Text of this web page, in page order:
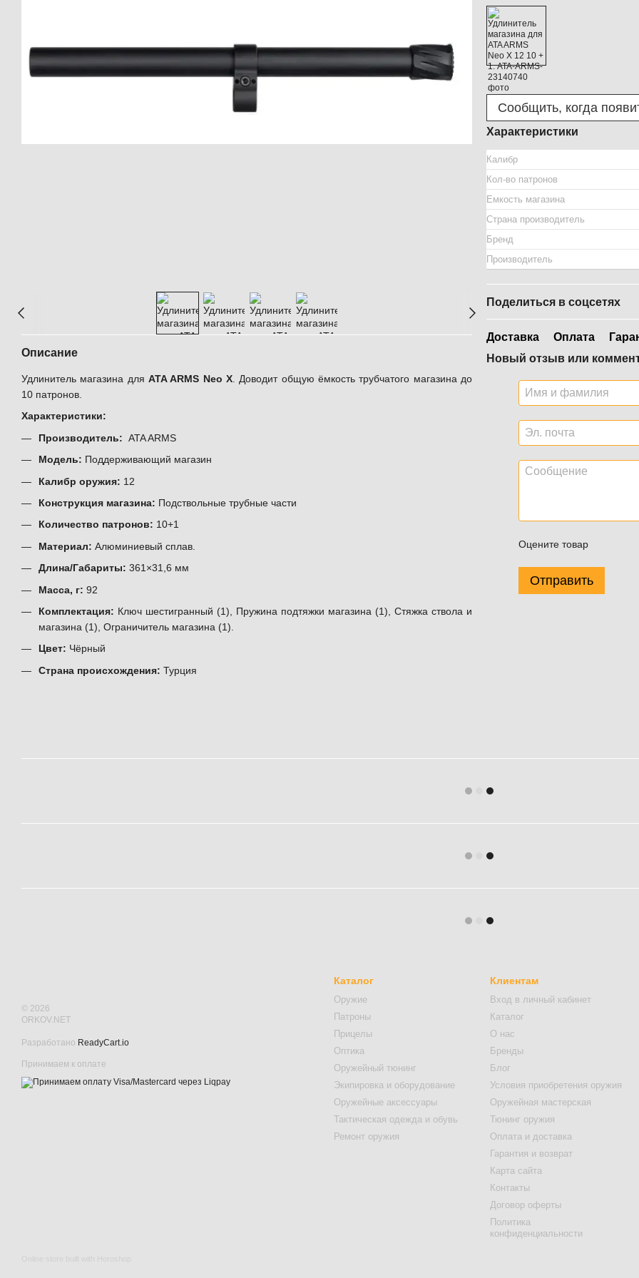
Описание
Удлинитель магазина для ATA ARMS Neo Х . Доводит общую ёмкость трубчатого магазина до
10 патронов.
Характеристики:
Производитель: ATA ARMS
Модель: Поддерживающий магазин
Калибр оружия: 12
Конструкция магазина: Подствольные трубные части
Количество патронов: 10+1
Материал: Алюминиевый сплав.
Длина/Габариты: 361×31,6 мм
Масса, г: 92
Комплектация: Ключ шестигранный (1), Пружина подтяжки магазина (1), Стяжка ствола и
магазина (1), Ограничитель магазина (1).
Цвет: Чёрный
Страна происхождения: Турция
Сообщить, когда
Характеристики
Калибр
Кол-во патронов
Емкость магазина
Страна производитель
Бренд
Производитель
Поделиться в соцсетях
Доставка Оплата
Новый отзыв или
Оцените товар
Отправить
© 2026
ORKOV.NET
Разработано ReadyCart.io
Принимаем к оплате
Каталог
Оружие
Патроны
Прицелы
Оптика
Оружейный тюнинг
Экипировка и оборудование
Оружейные аксессуары
Тактическая одежда и обувь
Ремонт оружия
Клиентам
Вход в личный кабинет
Каталог
О нас
Бренды
Блог
Условия приобретения оружия
Оружейная мастерская
Тюнинг оружия
Оплата и доставка
Гарантия и возврат
Карта сайта
Контакты
Договор оферты
Политика
конфиденциальности